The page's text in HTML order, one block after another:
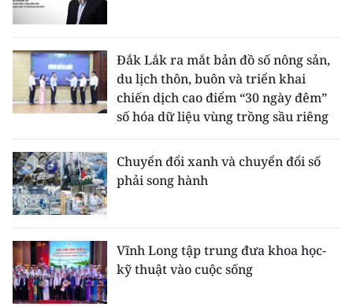
Đắk Lắk ra mắt bản đồ số nông sản,
du lịch thôn, buôn và triển khai
chiến dịch cao điểm “30 ngày đêm”
số hóa dữ liệu vùng trồng sầu riêng
Chuyển đổi xanh và chuyển đổi số
phải song hành
Vĩnh Long tập trung đưa khoa học-
kỹ thuật vào cuộc sống